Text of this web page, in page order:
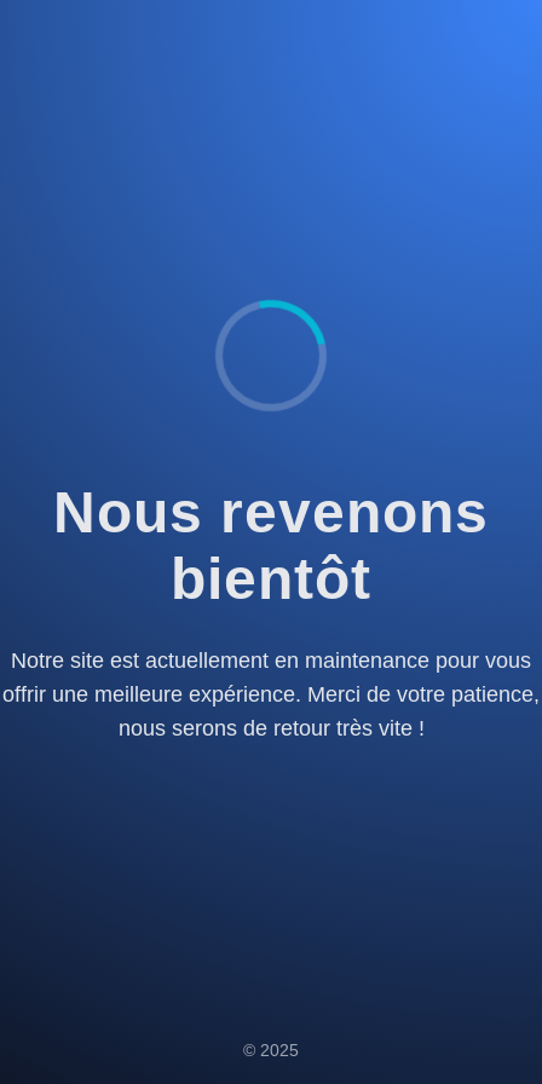
Nous revenons
bientôt
Notre site est actuellement en maintenance pour vous
offrir une meilleure expérience. Merci de votre patience,
nous serons de retour très vite !
© 2025